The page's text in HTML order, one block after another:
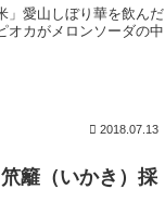
」愛山しぼり華を飲んだ
オカがメロンソーダの中
2018.07.13
籬（いかき）採